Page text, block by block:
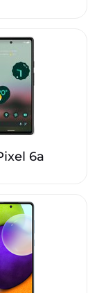
6a